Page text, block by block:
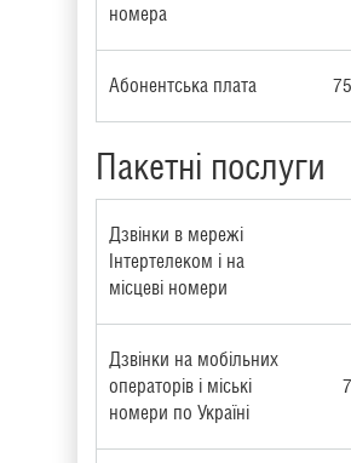
номера
Абонентська плата
Пакетні послуги
Дзвінки в мережі
Інтертелеком і на
місцеві номери
Дзвінки на мобільних
операторів і міські
номери по Україні